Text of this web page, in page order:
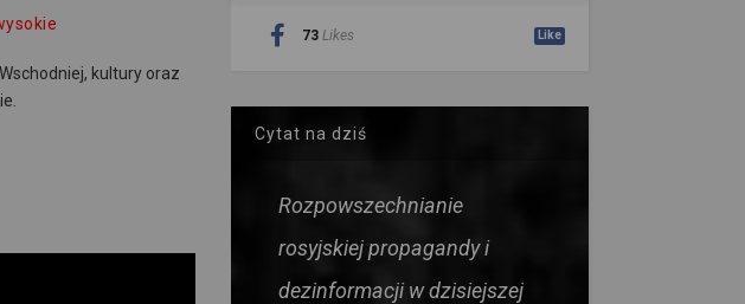
kultury oraz
73 Likes Like
Cytat na dziś
Rozpowszechnianie
rosyjskiej propagandy i
dezinformacji w dzisiejszej